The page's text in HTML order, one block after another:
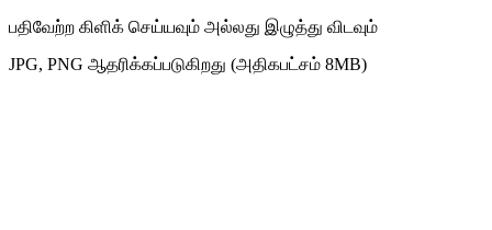
பதிவேற்ற கிளிக் செய்யவும் அல்லது இழுத்து விடவும்
JPG, PNG ஆதரிக்கப்படுகிறது (அதிகபட்சம் 8MB)